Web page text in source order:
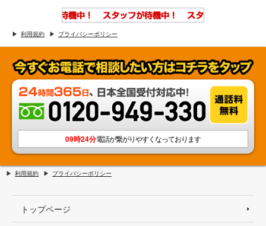
利用規約 プライバシーポリシー
09時24分電話が繋がりやすくなっております
利用規約 プライバシーポリシー
トップページ